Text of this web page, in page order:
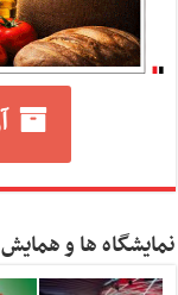
نمایشگاه ها و